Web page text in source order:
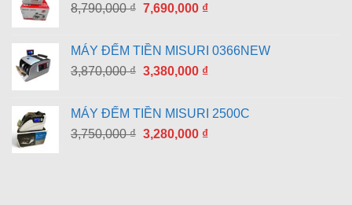
8,790,000₫ Giá
là:
8,790,000 ₫.
7,690,000 ₫Giá
là:
7,690,000 ₫.
MÁY ĐẾM TIỀN MISURI 0366NEW
3,870,000₫ Giá
là:
3,870,000 ₫.
3,380,000 ₫Giá
là:
3,380,000 ₫.
MÁY ĐẾM TIỀN MISURI 2500C
3,750,000₫ Giá
3,280,000 ₫Giá